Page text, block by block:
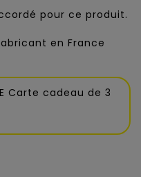
pour ce produit.
en France
Carte cadeau de 3